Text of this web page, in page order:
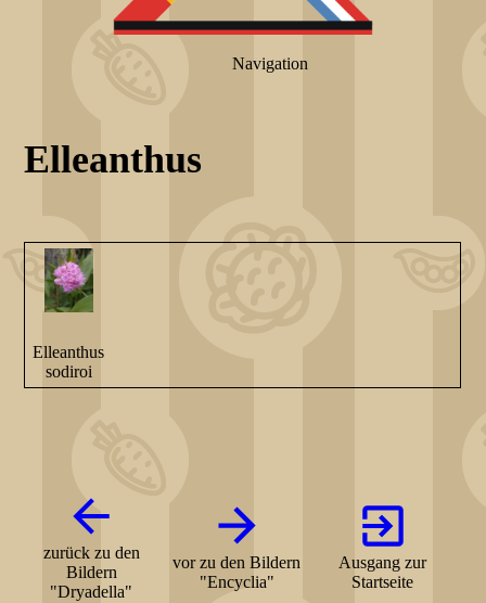
Navigation
Elleanthus
Elleanthus
sodiroi
zurück zu den
Bildern
"Dryadella"
vor zu den Bildern
"Encyclia"
Ausgang zur
Startseite